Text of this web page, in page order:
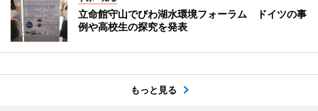
立命館守山でびわ湖水環境フォーラム ドイツの事
例や高校生の探究を発表
もっと見る